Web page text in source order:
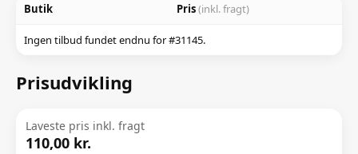
Butik Pris(inkl. fragt)
Ingen tilbud fundet endnu for #31145.
Prisudvikling
Laveste pris inkl. fragt
110,00 kr.